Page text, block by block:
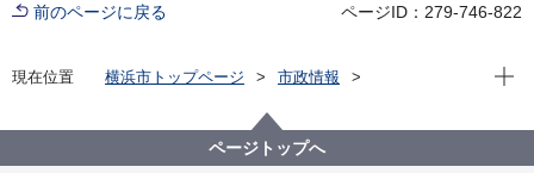
前のページに戻る ページID：279-746-822
現在位置 横浜市トップページ
市政情報
桜の季節に合わせて南区魅力発見ポータルサイトを開
設しました！
現在
ページトップへ